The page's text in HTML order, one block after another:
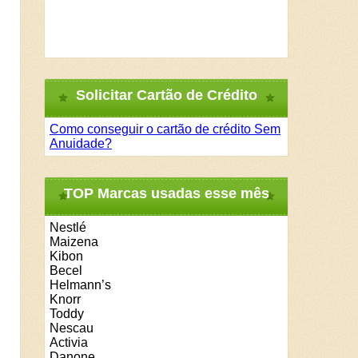
Solicitar Cartão de Crédito
Como conseguir o cartão de crédito Sem
Anuidade?
TOP Marcas usadas esse mês
Nestlé
Maizena
Kibon
Becel
Helmann’s
Knorr
Toddy
Nescau
Activia